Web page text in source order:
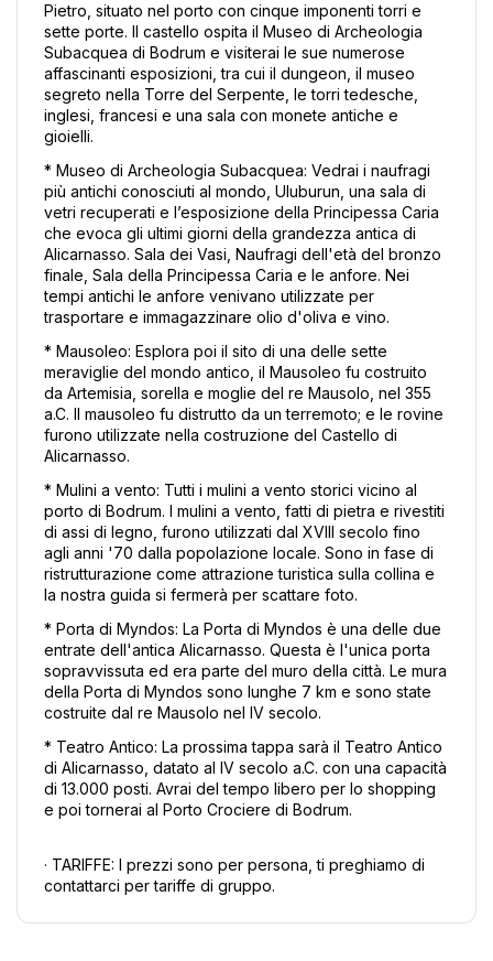
Pietro, situato nel porto con cinque imponenti torri e
sette porte. Il castello ospita il Museo di Archeologia
Subacquea di Bodrum e visiterai le sue numerose
affascinanti esposizioni, tra cui il dungeon, il museo
segreto nella Torre del Serpente, le torri tedesche,
inglesi, francesi e una sala con monete antiche e
gioielli.
* Museo di Archeologia Subacquea: Vedrai i naufragi
più antichi conosciuti al mondo, Uluburun, una sala di
vetri recuperati e l’esposizione della Principessa Caria
che evoca gli ultimi giorni della grandezza antica di
Alicarnasso. Sala dei Vasi, Naufragi dell'età del bronzo
finale, Sala della Principessa Caria e le anfore. Nei
tempi antichi le anfore venivano utilizzate per
trasportare e immagazzinare olio d'oliva e vino.
* Mausoleo: Esplora poi il sito di una delle sette
meraviglie del mondo antico, il Mausoleo fu costruito
da Artemisia, sorella e moglie del re Mausolo, nel 355
a.C. Il mausoleo fu distrutto da un terremoto; e le rovine
furono utilizzate nella costruzione del Castello di
Alicarnasso.
* Mulini a vento: Tutti i mulini a vento storici vicino al
porto di Bodrum. I mulini a vento, fatti di pietra e rivestiti
di assi di legno, furono utilizzati dal XVIII secolo fino
agli anni '70 dalla popolazione locale. Sono in fase di
ristrutturazione come attrazione turistica sulla collina e
la nostra guida si fermerà per scattare foto.
* Porta di Myndos: La Porta di Myndos è una delle due
entrate dell'antica Alicarnasso. Questa è l'unica porta
sopravvissuta ed era parte del muro della città. Le mura
della Porta di Myndos sono lunghe 7 km e sono state
costruite dal re Mausolo nel IV secolo.
* Teatro Antico: La prossima tappa sarà il Teatro Antico
di Alicarnasso, datato al IV secolo a.C. con una capacità
di 13.000 posti. Avrai del tempo libero per lo shopping
e poi tornerai al Porto Crociere di Bodrum.
· TARIFFE: I prezzi sono per persona, ti preghiamo di
contattarci per tariffe di gruppo.